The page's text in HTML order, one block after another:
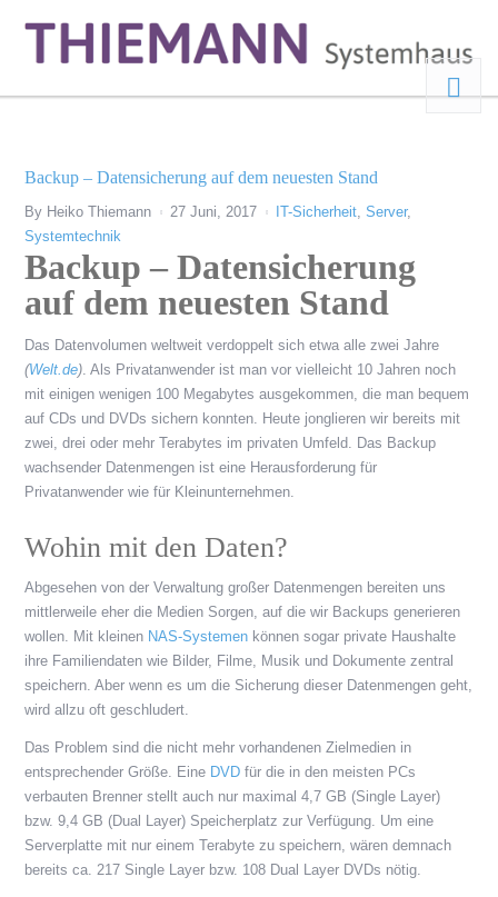
Backup – Datensicherung auf dem neuesten Stand
By Heiko Thiemann 27 Juni, 2017 IT-Sicherheit ,Server,
Systemtechnik
Backup – Datensicherung
auf dem neuesten Stand
Das Datenvolumen weltweit verdoppelt sich etwa alle zwei Jahre
(Welt.de) . Als Privatanwender ist man vor vielleicht 10 Jahren noch
mit einigen wenigen 100 Megabytes ausgekommen, die man bequem
auf CDs und DVDs sichern konnten. Heute jonglieren wir bereits mit
zwei, drei oder mehr Terabytes im privaten Umfeld. Das Backup
wachsender Datenmengen ist eine Herausforderung für
Privatanwender wie für Kleinunternehmen.
Wohin mit den Daten?
Abgesehen von der Verwaltung großer Datenmengen bereiten uns
mittlerweile eher die Medien Sorgen, auf die wir Backups generieren
wollen. Mit kleinen NAS-Systemen können sogar private Haushalte
ihre Familiendaten wie Bilder, Filme, Musik und Dokumente zentral
speichern. Aber wenn es um die Sicherung dieser Datenmengen geht,
wird allzu oft geschludert.
Das Problem sind die nicht mehr vorhandenen Zielmedien in
entsprechender Größe. Eine DVD für die in den meisten PCs
verbauten Brenner stellt auch nur maximal 4,7 GB (Single Layer)
bzw. 9,4 GB (Dual Layer) Speicherplatz zur Verfügung. Um eine
Serverplatte mit nur einem Terabyte zu speichern, wären demnach
bereits ca. 217 Single Layer bzw. 108 Dual Layer DVDs nötig.